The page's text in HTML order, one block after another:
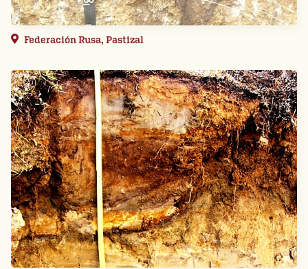
Federación Rusa, Pastizal